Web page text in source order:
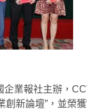
業報社主辦，
新論壇”，並榮